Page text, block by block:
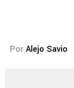
Por Alejo Savio